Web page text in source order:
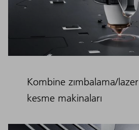
Kombine zımbalama/lazer
kesme makinaları